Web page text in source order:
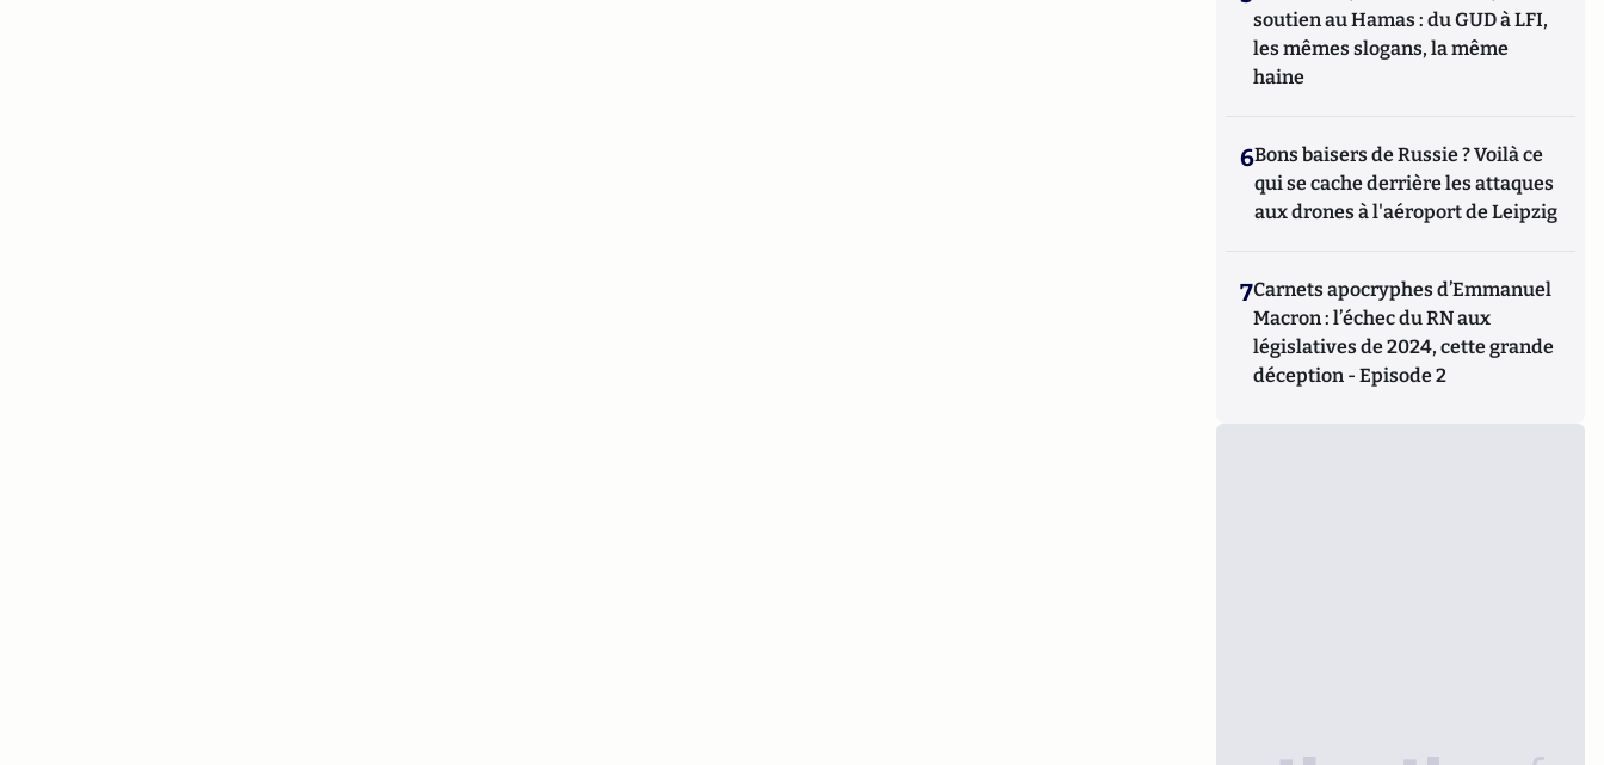
soutien au Hamas : du GUD à LFI,
les mêmes slogans, la même
haine
6Bons baisers de Russie ? Voilà ce
qui se cache derrière les attaques
aux drones à l'aéroport de Leipzig
7Carnets apocryphes d’Emmanuel
Macron : l’échec du RN aux
législatives de 2024, cette grande
déception - Episode 2